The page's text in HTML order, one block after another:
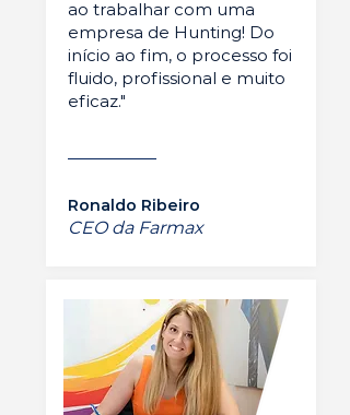
ao trabalhar com uma
empresa de Hunting! Do
início ao fim, o processo foi
fluido, profissional e muito
eficaz."
Ronaldo Ribeiro
CEO da Farmax